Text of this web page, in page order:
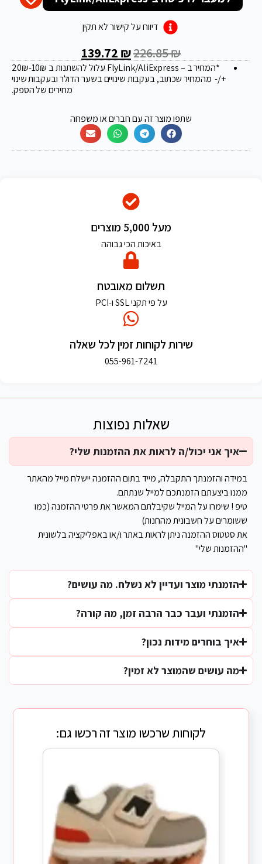
דיווח על קישור לא תקין
226.85₪
139.72 ₪
*המחיר ב – FlyLink/AliExpress עלול להשתנות ב 20 ₪-10₪
+/- מהמחיר שכתוב, בעקבות שינויים בשער הדולר ובעקבות שינוי
מחירים של הספק.
שתפו מוצר זה עם חברים או משפחה
איך אני יכול/ה לראות את ההזמנות שלי?
במידה והזמנתך התקבלה, מייד בתום ההזמנה יישלח מייל מהאתר
ממנו ביצעתם הזמנתכם למייל שנתתם.
טיפ ! שימרו על המייל שקיבלתם המאשר את פרטי ההזמנה (כמו
ששומרים על חשבונית מהחנות)
את סטטוס ההזמנה ניתן לראות באתר ו/או באפליקציה בלשונית
"ההזמנות שלי"
הזמנתי מוצר ועדיין לא נשלח. מה עושים?
הזמנתי ועבר כבר הרבה זמן, מה קורה?
איך בוחרים מידות נכון?
מה עושים שהמוצר לא זמין?
שאלות נפוצות
מעל 5,000 מוצרים
באיכות הכי גבוהה
תשלום מאובטח
על פי תקני SSL ו-PCI
שירות לקוחות זמין לכל שאלה
055-961-7241
לקוחות שרכשו מוצר זה רכשו גם: